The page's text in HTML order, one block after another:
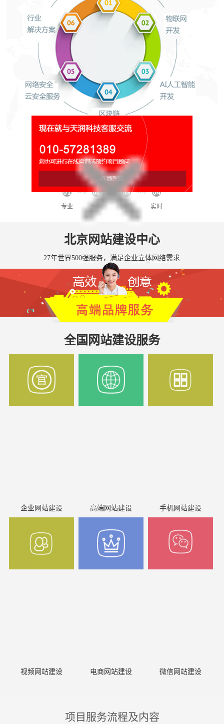
网络平台运营维护
秘书/团队/专家/管家/伙伴!
专业 专人 团队 实时
北京网站建设中心
27年世界500强服务，满足企业立体网络需求
全国网站建设服务
企业网站建设 高端网站建设 手机网站建设
视频网站建设 电商网站建设 微信网站建设
项目服务流程及内容